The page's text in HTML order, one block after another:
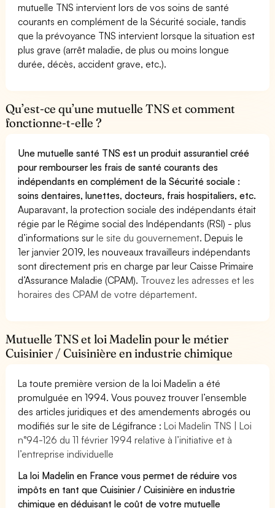
mutuelle TNS intervient lors de vos soins de santé
courants en complément de la Sécurité sociale, tandis
que la prévoyance TNS intervient lorsque la situation est
plus grave (arrêt maladie, de plus ou moins longue
durée, décès, accident grave, etc.).
Qu’est-ce qu’une mutuelle TNS et comment
fonctionne-t-elle ?
Une mutuelle santé TNS est un produit assurantiel créé
pour rembourser les frais de santé courants des
indépendants en complément de la Sécurité sociale :
soins dentaires, lunettes, docteurs, frais hospitaliers, etc.
Auparavant, la protection sociale des indépendants était
régie par le Régime social des Indépendants (RSI) - plus
d’informations surle site du gouvernement. Depuis le
1er janvier 2019, les nouveaux travailleurs indépendants
sont directement pris en charge par leur Caisse Primaire
d’Assurance Maladie (CPAM). Trouvez les adresses et les
horaires des CPAM de votre département.
Mutuelle TNS et loi Madelin pour le métier
Cuisinier / Cuisinière en industrie chimique
La toute première version de la loi Madelin a été
promulguée en 1994. Vous pouvez trouver l’ensemble
des articles juridiques et des amendements abrogés ou
modifiés sur le site de Légifrance :Loi Madelin TNS | Loi
n°94-126 du 11 février 1994 relative à l’initiative et à
l’entreprise individuelle
La loi Madelin en France vous permet de réduire vos
impôts en tant que Cuisinier / Cuisinière en industrie
chimique en déduisant le coût de votre mutuelle